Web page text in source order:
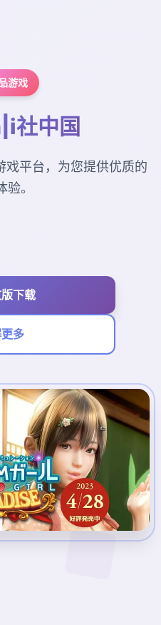
游戏
社中国
平台，为您提供优质的
验。
下载
多